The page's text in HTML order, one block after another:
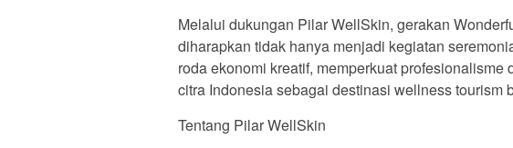
Melalui dukungan Pilar WellSkin, gerakan
diharapkan tidak hanya menjadi kegiatan
roda ekonomi kreatif, memperkuat
citra Indonesia sebagai destinasi wellness tourism
Tentang Pilar WellSkin